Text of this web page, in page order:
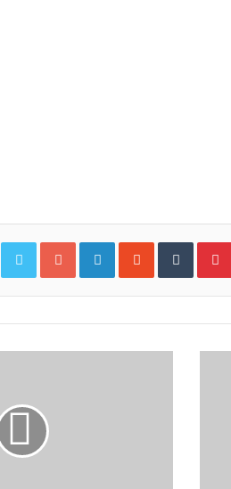
TwitterGoogle+LinkedInStumbleUpon
Tumblr